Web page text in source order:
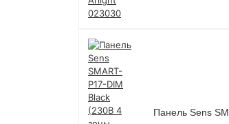
Панель Sens